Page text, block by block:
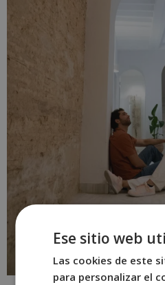
Ese sitio web
Las cookies de este
para personalizar el